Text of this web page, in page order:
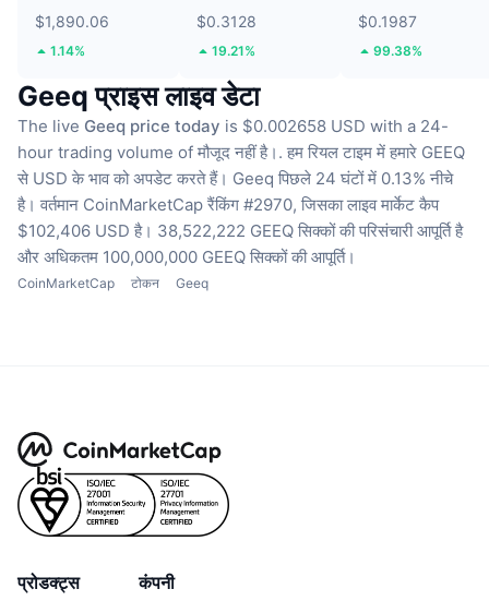
$1,890.06
1.14%
$0.3128
19.21%
$0.1987
99.38%
Geeq प्राइस लाइव डेटा
The live Geeq price today is $0.002658 USD with a 24-
hour trading volume of मौजूद नहीं है।. हम रियल टाइम में हमारे GEEQ
से USD के भाव को अपडेट करते हैं। Geeq पिछले 24 घंटों में 0.13% नीचे
है। वर्तमान CoinMarketCap रैंकिंग #2970, जिसका लाइव मार्केट कैप
$102,406 USD है। 38,522,222 GEEQ सिक्कों की परिसंचारी आपूर्ति है
और अधिकतम 100,000,000 GEEQ सिक्कों की आपूर्ति।
CoinMarketCap टोकन Geeq
प्रोडक्ट्स कंपनी